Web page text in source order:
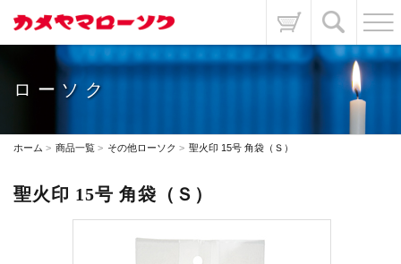
ローソク
ホーム 商品一覧 その他ローソク 聖火印 15号 角袋（Ｓ）
聖火印 15号 角袋（Ｓ）